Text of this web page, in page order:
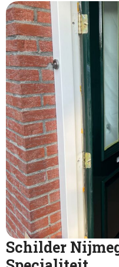
Schilder